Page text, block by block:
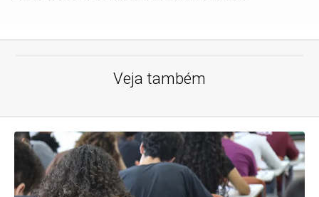
Veja também